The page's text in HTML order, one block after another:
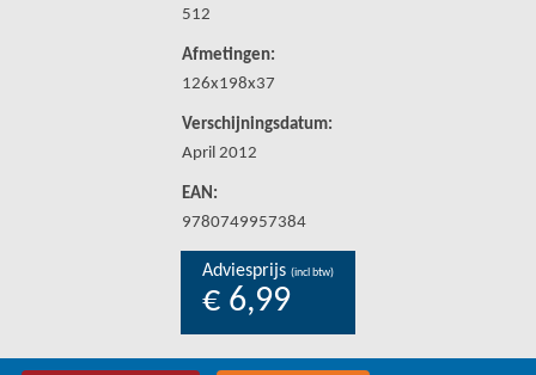
512
Afmetingen:
126x198x37
Verschijningsdatum:
April 2012
EAN:
9780749957384
Adviesprijs (incl btw)
€ 6,99